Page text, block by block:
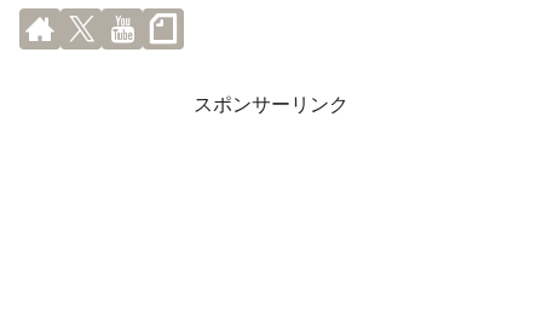
スポンサーリンク